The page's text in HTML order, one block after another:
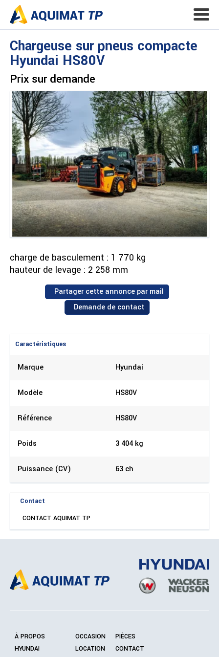
Chargeuse sur pneus compacte
Hyundai HS80V
Prix sur demande
charge de basculement : 1 770 kg
hauteur de levage : 2 258 mm
Demande de contact
Partager cette annonce par mail
Caractéristiques
Marque Hyundai
Modèle HS80V
Référence HS80V
Poids 3 404 kg
Puissance (CV) 63 ch
Contact
CONTACT AQUIMAT TP
À PROPOS
HYUNDAI
OCCASION
LOCATION
PIÈCES
CONTACT